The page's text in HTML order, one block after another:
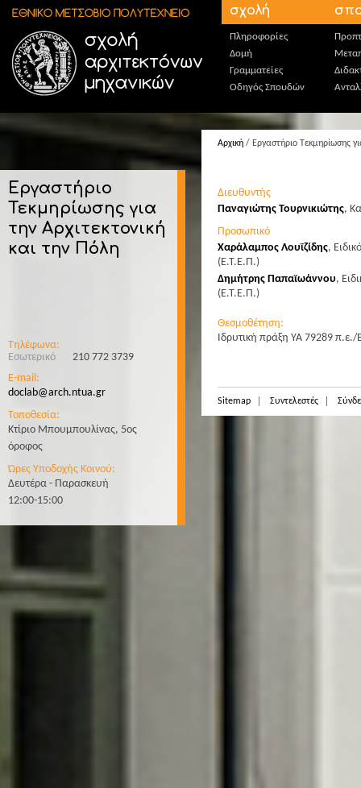
Παράκαμψη προς το κυρίως περιεχόμενο σχολή
Πληροφορίες
Δομή
Γραμματείες
Οδηγός Σπουδών
Εργαστήριο
Τεκμηρίωσης για
την Αρχιτεκτονική
και την Πόλη
Τηλέφωνα:
Εσωτερικό
210 772 3739
E-mail:
doclab@arch.ntua.gr
Τοποθεσία:
Κτίριο Μπουμπουλίνας, 5ος
όροφος
Ώρες Υποδοχής Κοινού:
Δευτέρα - Παρασκευή
12:00-15:00
Αρχική / Εργαστήριο Τεκμηρίωσης
Διευθυντής
Παναγιώτης Τουρνικιώτης,
Προσωπικό
Χαράλαμπος Λουϊζίδης,
(Ε.Τ.Ε.Π.)
Δημήτρης Παπαϊωάννου,
(Ε.Τ.Ε.Π.)
Θεσμοθέτηση:
Ιδρυτική πράξη ΥΑ 79289
Sitemap Συντελεστές